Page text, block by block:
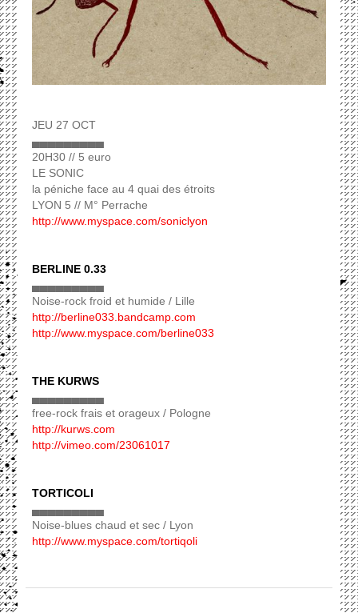
JEU 27 OCT
▄▄▄▄▄▄▄▄▄
20H30 // 5 euro
LE SONIC
la péniche face au 4 quai des étroits
LYON 5 // M° Perrache
http://www.myspace.com/soniclyon
BERLINE 0.33
▄▄▄▄▄▄▄▄▄
Noise-rock froid et humide / Lille
http://berline033.bandcamp.com
http://www.myspace.com/berline033
THE KURWS
▄▄▄▄▄▄▄▄▄
free-rock frais et orageux / Pologne
http://kurws.com
http://vimeo.com/23061017
TORTICOLI
▄▄▄▄▄▄▄▄▄
Noise-blues chaud et sec / Lyon
http://www.myspace.com/tortiqoli